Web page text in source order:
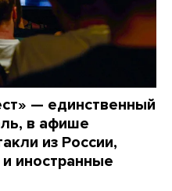
— единственный
в афише
из России,
иностранные